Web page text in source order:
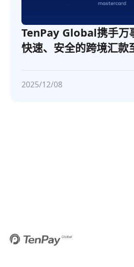
TenPay Global携手万
快速、安全的跨境汇款
2025/12/08